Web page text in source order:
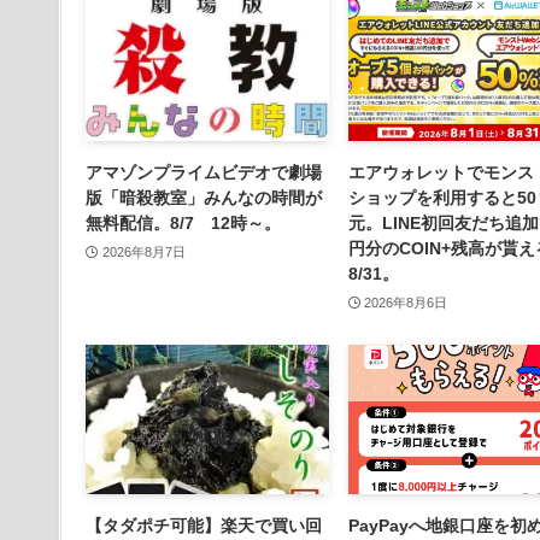
アマゾンプライムビデオで劇場
版「暗殺教室」みんなの時間が
無料配信。8/7 12時～。
2026年8月7日
エアウォレットでモンス
ショップを利用すると50
元。LINE初回友だち追
円分のCOIN+残高が貰え
8/31。
2026年8月6日
【タダポチ可能】楽天で買い回 PayPayへ地銀口座を初